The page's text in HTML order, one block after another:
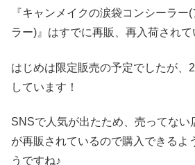
『キャンメイクの涙袋コンシーラー
ラー)』はすでに再販、再入荷されて
はじめは限定販売の予定でしたが、
しています！
SNSで人気が出たため、売ってない
が再販されているので購入できるよ
うですね♪